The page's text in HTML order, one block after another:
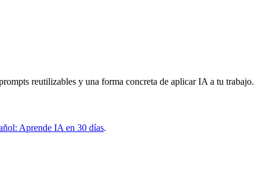
reutilizables y una forma concreta de aplicar IA a tu trabajo.
Aprende IA en 30 días.